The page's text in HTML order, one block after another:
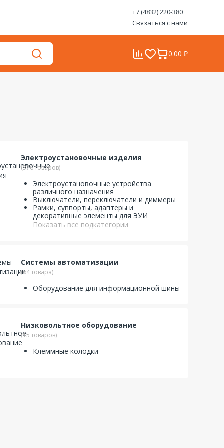
+7 (4832) 220-380
Связаться с нами
0.00 ₽
Электроустановочные изделия
(376 товаров)
Электроустановочные устройства
различного назначения
Выключатели, переключатели и диммеры
Рамки, суппорты, адаптеры и
декоративные элементы для ЭУИ
Показать все подкатегории
Системы автоматизации
(64 товара)
Оборудование для информационной шины
Низковольтное оборудование
(15 товаров)
Клеммные колодки